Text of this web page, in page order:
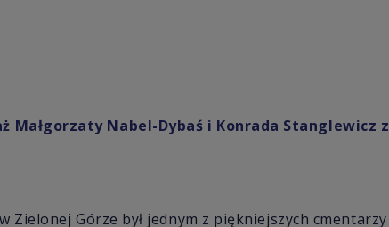
Nabel-Dybaś i Konrada Stanglewicz z
Zielonej Górze był jednym z piękniejszych cmentarzy